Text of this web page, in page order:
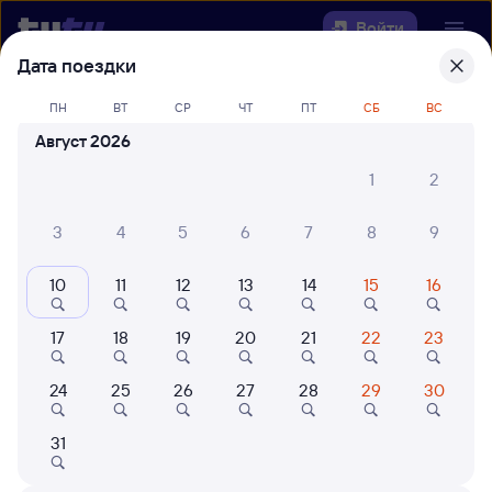
Войти
Выберите день, чтобы найтиж/д
билеты Шафраново — Кропачёво
Куда
Когда
Кто едет
Найти поезда
Дата поездки
ПН ВТ СР ЧТ ПТ СБ ВС
Август 2026
1
2
3 4 5 6 7 8 9
10 11 12 13 14 15 16
17 18 19 20 21 22 23
24 25 26 27 28 29 30
31